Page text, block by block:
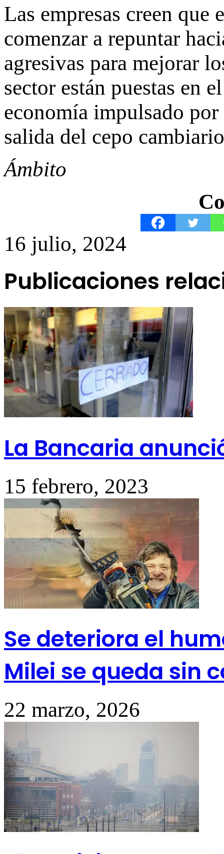
Las empresas creen
comenzar a repuntar
agresivas para mejorar
sector están puestas en
economía impulsado
salida del cepo
Ámbito
16 julio, 2024
Publicaciones
La Bancaria
15 febrero, 2023
Se deteriora el
Milei se queda sin
22 marzo, 2026